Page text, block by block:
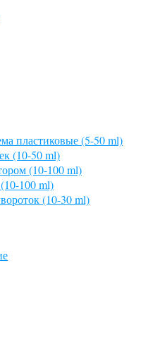
пластиковые (5-50 ml)
(10-50 ml)
(10-100 ml)
100 ml)
(10-30 ml)